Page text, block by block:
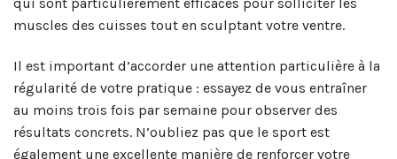
muscles des cuisses tout en sculptant votre ventre.
Il est important d’accorder une attention particulière à la
régularité de votre pratique : essayez de vous entraîner
au moins trois fois par semaine pour observer des
résultats concrets. N’oubliez pas que le sport est
également une excellente manière de renforcer votre